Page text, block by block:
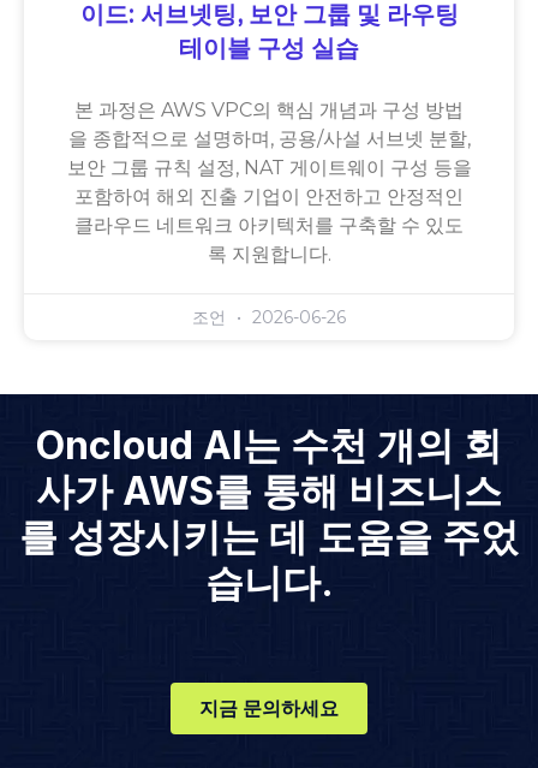
이드: 서브넷팅, 보안 그룹 및 라우팅
테이블 구성 실습
본 과정은 AWS VPC의 핵심 개념과 구성 방법
을 종합적으로 설명하며, 공용/사설 서브넷 분할,
보안 그룹 규칙 설정, NAT 게이트웨이 구성 등을
포함하여 해외 진출 기업이 안전하고 안정적인
클라우드 네트워크 아키텍처를 구축할 수 있도
록 지원합니다.
조언 2026-06-26
Oncloud AI는 수천 개의 회
사가 AWS를 통해 비즈니스
를 성장시키는 데 도움을 주었
습니다.
지금 문의하세요